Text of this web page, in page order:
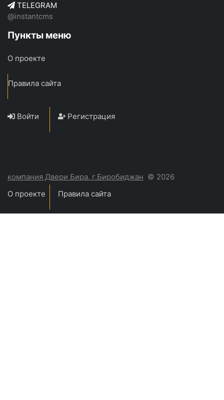
TELEGRAM
@instantcms
Пункты меню
О проекте
Правила сайта
Войти Регистрация
компания Двери Бира. г.Биробиджан © 2026
О проекте
Правила сайта